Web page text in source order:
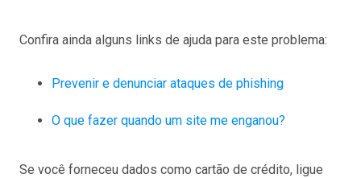
Confira ainda alguns links de ajuda para este problema:
Prevenir e denunciar ataques de phishing
O que fazer quando um site me enganou?
Se você forneceu dados como cartão de crédito, ligue